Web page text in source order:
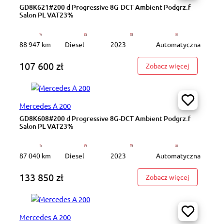
GD8K621#200 d Progressive 8G-DCT Ambient Podgrz.f
Salon PL VAT23%
88 947 km Diesel 2023 Automatyczna
107 600 zł Zobacz więcej
Mercedes A 200
GD8K608#200 d Progressive 8G-DCT Ambient Podgrz.f
Salon PL VAT23%
87 040 km Diesel 2023 Automatyczna
133 850 zł Zobacz więcej
Mercedes A 200